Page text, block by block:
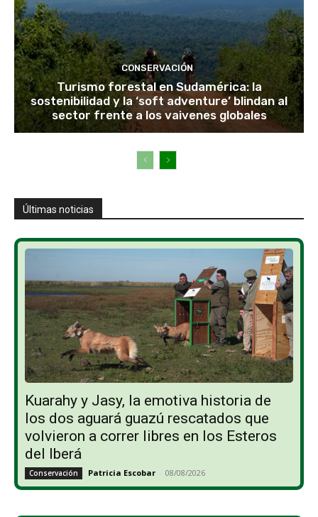
CONSERVACIÓN
Turismo forestal en Sudamérica: la
sostenibilidad y la ‘soft adventure’ blindan al
sector frente a los vaivenes globales
Últimas noticias
Kuarahy y Jasy, la emotiva historia de
los dos aguará guazú rescatados que
volvieron a correr libres en los Esteros
del Iberá
Conservación Patricia Escobar - 08/08/2026